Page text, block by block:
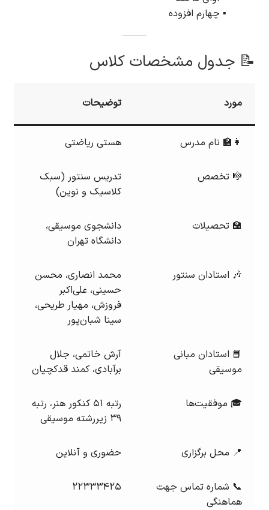
▪️ چهارم افزوده
📝 جدول مشخصات کلاس
مورد توضیحات
👩‍🏫 نام مدرس هستی ریاضتی
🎼 تخصص
تدریس سنتور (سبک
کلاسیک و نوین)
🏫 تحصیلات
دانشجوی موسیقی،
دانشگاه تهران
🎶 استادان سنتور
محمد انصاری، محسن
حسینی، علی‌اکبر
فروزش، مهیار طریحی،
سینا شبان‌پور
📘 استادان مبانی
موسیقی
آرش خاتمی، جلال
برآبادی، کمند قدکچیان
🎓 موفقیت‌ها
رتبه ۵۱ کنکور هنر، رتبه
۳۹ زیررشته موسیقی
📍 محل برگزاری حضوری و آنلاین
📞 شماره تماس جهت
هماهنگی
۲۲۳۳۳۴۲۵